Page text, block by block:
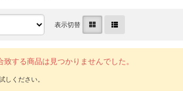
表示切替
する商品は見つかりませんでした。